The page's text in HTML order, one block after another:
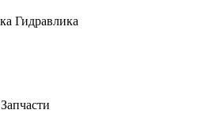
Гидравлика
Запчасти